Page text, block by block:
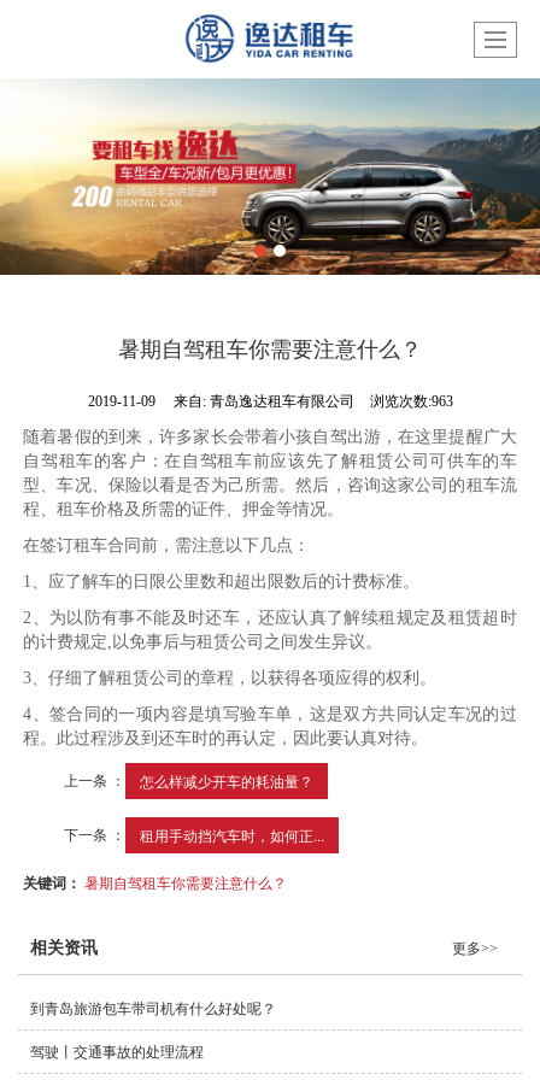
暑期自驾租车你需要注意什么？
2019-11-09 来自: 青岛逸达租车有限公司 浏览次数:963
随着暑假的到来，许多家长会带着小孩自驾出游，在这里提醒广大
自驾租车的客户：在自驾租车前应该先了解租赁公司可供车的车
型、车况、保险以看是否为己所需。然后，咨询这家公司的租车流
程、租车价格及所需的证件、押金等情况。
在签订租车合同前，需注意以下几点：
1、应了解车的日限公里数和超出限数后的计费标准。
2、为以防有事不能及时还车，还应认真了解续租规定及租赁超时
的计费规定,以免事后与租赁公司之间发生异议。
3、仔细了解租赁公司的章程，以获得各项应得的权利。
4、签合同的一项内容是填写验车单，这是双方共同认定车况的过
程。此过程涉及到还车时的再认定，因此要认真对待。
上一条 ： 怎么样减少开车的耗油量？
下一条 ： 租用手动挡汽车时，如何正...
关键词：暑期自驾租车你需要注意什么？
相关资讯 更多>>
到青岛旅游包车带司机有什么好处呢？
驾驶丨交通事故的处理流程